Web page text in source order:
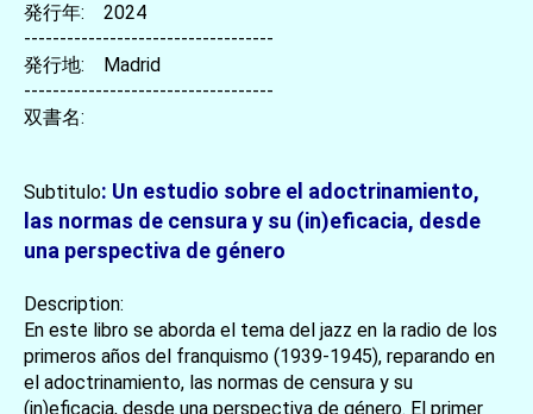
発行年: 2024
-----------------------------------
発行地: Madrid
-----------------------------------
双書名:
Subtitulo: Un estudio sobre el adoctrinamiento,
las normas de censura y su (in)eficacia, desde
una perspectiva de género
Description:
En este libro se aborda el tema del jazz en la radio de los
primeros años del franquismo (1939-1945), reparando en
el adoctrinamiento, las normas de censura y su
(in)eficacia, desde una perspectiva de género. El primer